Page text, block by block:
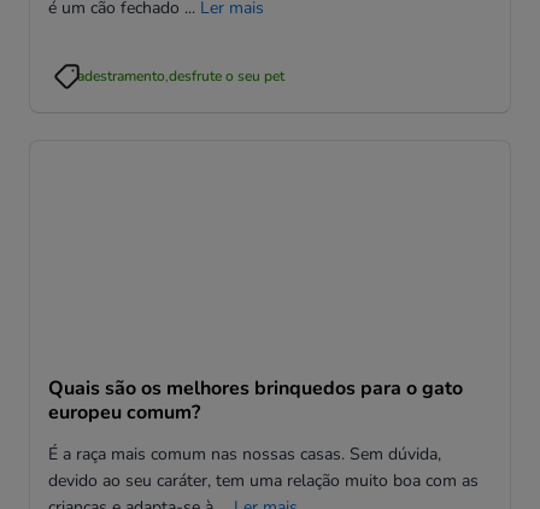
é um cão fechado ... Ler mais
adestramento,desfrute o seu pet
Quais são os melhores brinquedos para o gato
europeu comum?
É a raça mais comum nas nossas casas. Sem dúvida,
devido ao seu caráter, tem uma relação muito boa com as